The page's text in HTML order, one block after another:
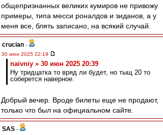
общепризнанных великих кумиров не привожу
примеры, типа месси роналдов и зиданов, а у
меня все, блять записано, на всякий случай.
crucian -
30 июн 2025 22:19
naivniy » 30 июн 2025 20:39
Ну тридцатка то вряд ли будет, но тыщ 20 то
соберется наверное.
Добрый вечер. Вроде билеты еще не продают,
только что был на официальном сайте.
SAS -